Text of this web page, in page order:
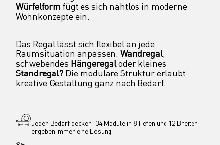
Würfelform fügt es sich nahtlos in moderne
Wohnkonzepte ein.
Das Regal lässt sich flexibel an jede
Raumsituation anpassen. Wandregal,
schwebendes Hängeregal
Standregal? Die modulare Struktur erlaubt
kreative Gestaltung ganz nach Bedarf.
Jeden Bedarf decken: 34 Module in 8 Tiefen und 12 Breiten
ergeben immer eine Lösung.